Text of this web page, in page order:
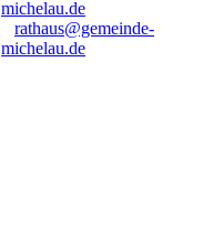
rathaus@gemeinde-
michelau.de